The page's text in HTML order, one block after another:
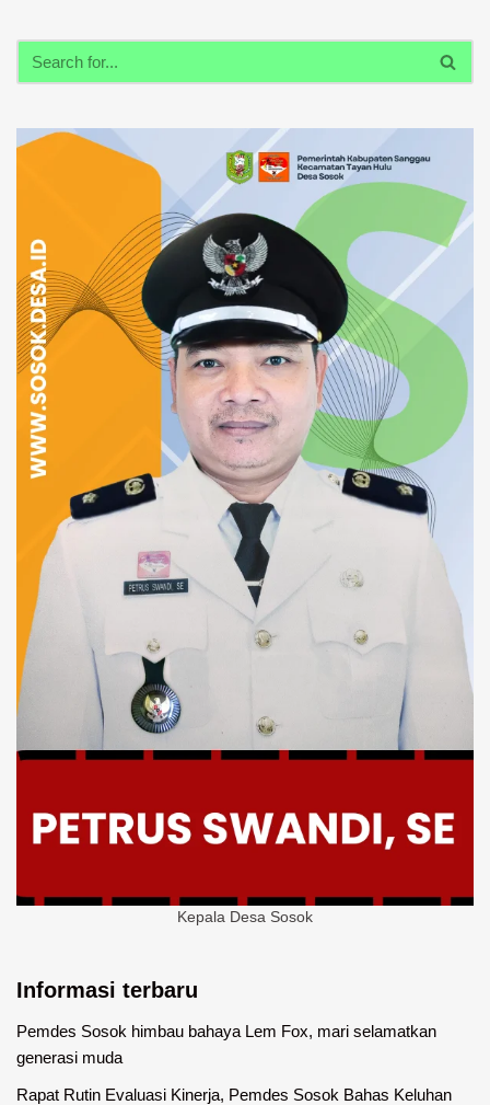
Kepala Desa Sosok
Informasi terbaru
Pemdes Sosok himbau bahaya Lem Fox, mari selamatkan
generasi muda
Rapat Rutin Evaluasi Kinerja, Pemdes Sosok Bahas Keluhan